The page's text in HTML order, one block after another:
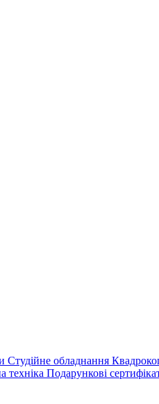
Студійне обладнання
техніка Подарункові